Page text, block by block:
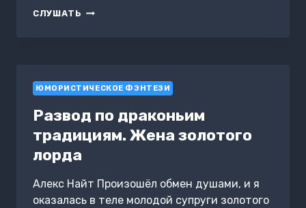
СЛУШАТЬ ЧУДО
ЮМОРИСТИЧЕСКОЕ ФЭНТЕЗИ
Развод по драконьим
традициям. Жена золотого
лорда
Алекс Найт Произошёл обмен душами, и я
оказалась в теле молодой супруги золотого